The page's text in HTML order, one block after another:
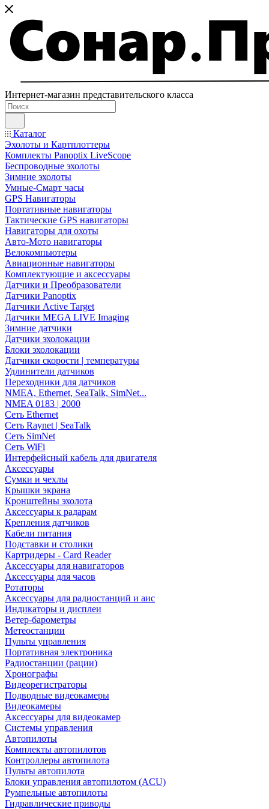
Интернет-магазин представительского класса
Каталог
Эхолоты и Картплоттеры
Комплекты Panoptix LiveScope
Беспроводные эхолоты
Зимние эхолоты
Умные-Смарт часы
GPS Навигаторы
Портативные навигаторы
Тактические GPS навигаторы
Навигаторы для охоты
Авто-Мото навигаторы
Велокомпьютеры
Авиационные навигаторы
Комплектующие и аксессуары
Датчики и Преобразователи
Датчики Panoptix
Датчики Active Target
Датчики MEGA LIVE Imaging
Зимние датчики
Датчики эхолокации
Блоки эхолокации
Датчики скорости | температуры
Удлинители датчиков
Переходники для датчиков
NMEA, Ethernet, SeaTalk, SimNet...
NMEA 0183 | 2000
Сеть Ethernet
Сеть Raynet | SeaTalk
Сеть SimNet
Сеть WiFi
Интерфейсный кабель для двигателя
Аксессуары
Сумки и чехлы
Крышки экрана
Кронштейны эхолота
Аксессуары к радарам
Крепления датчиков
Кабели питания
Подставки и столики
Картридеры - Card Reader
Аксессуары для навигаторов
Аксессуары для часов
Ротаторы
Аксессуары для радиостанций и аис
Индикаторы и дисплеи
Ветер-барометры
Метеостанции
Пульты управления
Портативная электроника
Радиостанции (рации)
Хронографы
Видеорегистраторы
Подводные видеокамеры
Видеокамеры
Аксессуары для видеокамер
Системы управления
Автопилоты
Комплекты автопилотов
Контроллеры автопилота
Пульты автопилота
Блоки управления автопилотом (ACU)
Румпельные автопилоты
Гидравлические приводы